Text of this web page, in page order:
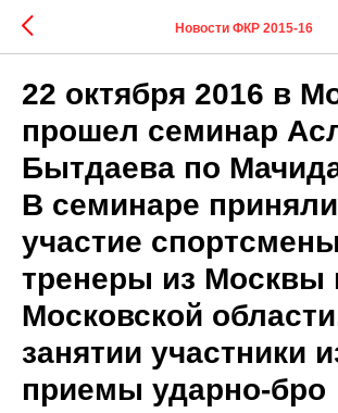
Новости ФКР 2015-16
22 октября 2016 в
прошел семинар
Бытдаева по
В семинаре приняли
участие
тренеры из Москвы
Московской
занятии участники
приемы ударно-бро